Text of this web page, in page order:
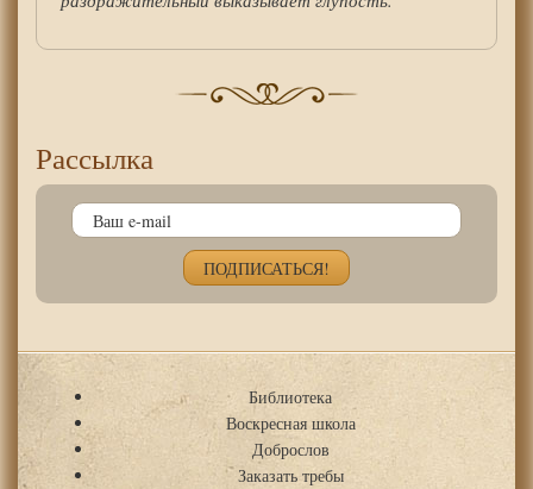
Рассылка
Библиотека
Воскресная школа
Доброслов
Заказать требы